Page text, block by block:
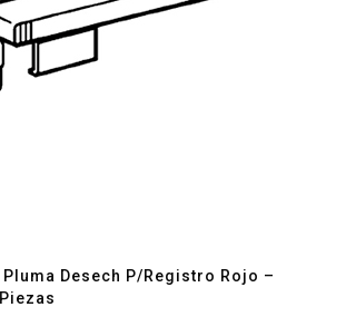
Desech P/Registro Rojo –